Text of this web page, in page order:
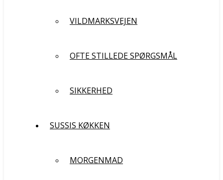
VILDMARKSVEJEN
OFTE STILLEDE SPØRGSMÅL
SIKKERHED
SUSSIS KØKKEN
MORGENMAD